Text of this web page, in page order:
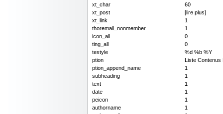
xt_char
60
xt_post
[lire plus]
xt_link
1
thoremail_nonmember
1
icon_all
0
ting_all
0
testyle
%d %b %Y
ption
Liste Contenus
ption_append_name
1
subheading
1
text
1
date
1
peicon
1
authorname
1